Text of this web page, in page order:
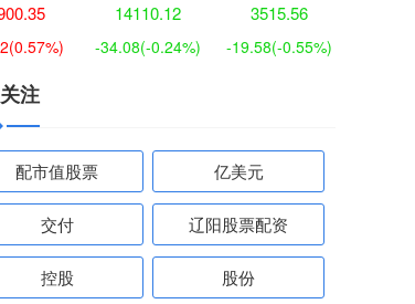
(0.57%)
14110.12
-34.08(-0.24%)
3515.56
-19.58(-0.55%)
注
配市值股票 亿美元
交付 辽阳股票配资
控股 股份